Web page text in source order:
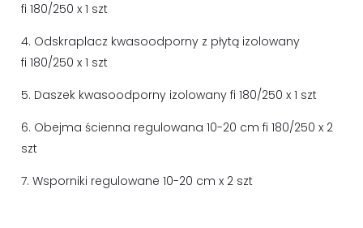
fi 180/250 x 1 szt
4. Odskraplacz kwasoodporny z płytą izolowany
fi 180/250 x 1 szt
5. Daszek kwasoodporny izolowany fi 180/250 x 1 szt
6. Obejma ścienna regulowana 10-20 cm fi 180/250 x 2
szt
7. Wsporniki regulowane 10-20 cm x 2 szt